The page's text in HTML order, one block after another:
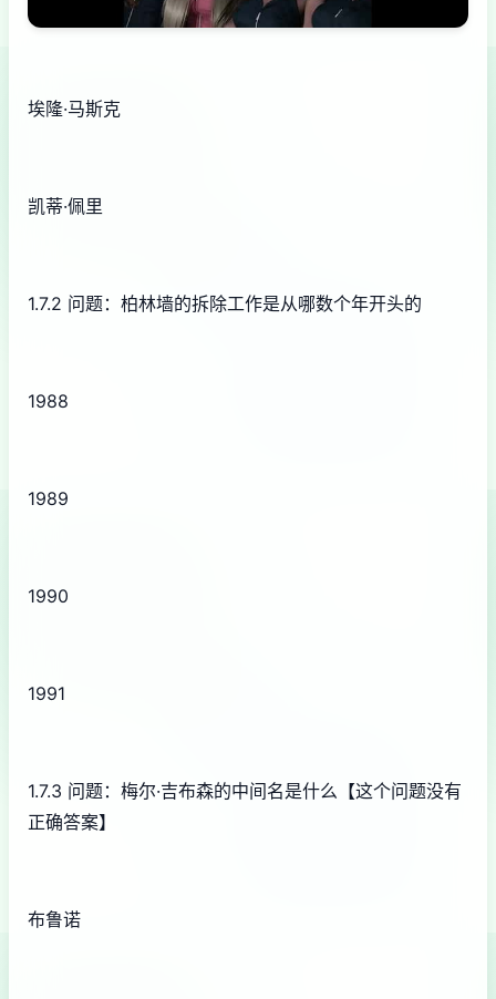
埃隆·马斯克
凯蒂·佩里
1.7.2 问题：柏林墙的拆除工作是从哪数个年开头的
1988
1989
1990
1991
1.7.3 问题：梅尔·吉布森的中间名是什么【这个问题没有
正确答案】
布鲁诺